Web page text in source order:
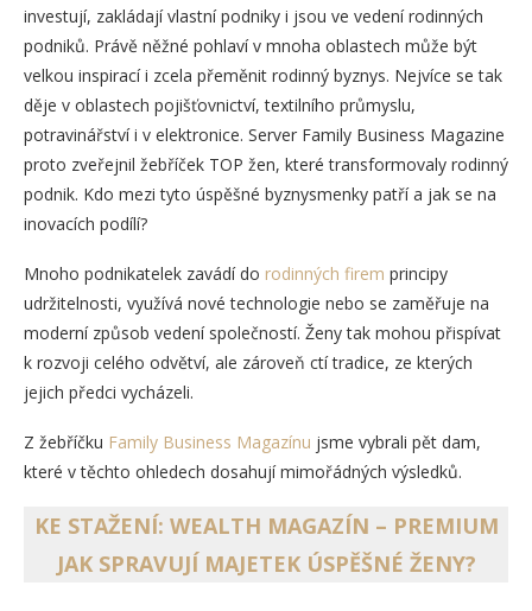
investují, zakládají vlastní podniky i jsou ve vedení rodinných
podniků. Právě něžné pohlaví v mnoha oblastech může být
velkou inspirací i zcela přeměnit rodinný byznys. Nejvíce se tak
děje v oblastech pojišťovnictví, textilního průmyslu,
potravinářství i v elektronice. Server Family Business Magazine
proto zveřejnil žebříček TOP žen, které transformovaly rodinný
podnik. Kdo mezi tyto úspěšné byznysmenky patří a jak se na
inovacích podílí?
Mnoho podnikatelek zavádí do rodinných firem principy
udržitelnosti, využívá nové technologie nebo se zaměřuje na
moderní způsob vedení společností. Ženy tak mohou přispívat
k rozvoji celého odvětví, ale zároveň ctí tradice, ze kterých
jejich předci vycházeli.
Z žebříčku Family Business Magazínu jsme vybrali pět dam,
které v těchto ohledech dosahují mimořádných výsledků.
KE STAŽENÍ: WEALTH MAGAZÍN – PREMIUM
JAK SPRAVUJÍ MAJETEK ÚSPĚŠNÉ ŽENY?